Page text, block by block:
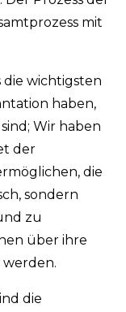
mit
die wichtigsten
haben,
Wir haben
der
die
sondern
zu
über ihre
die